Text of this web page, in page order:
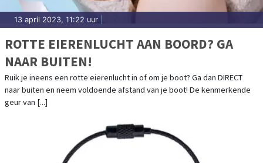
13 april 2023, 11:22 uur
ROTTE EIERENLUCHT AAN BOORD? GA
NAAR BUITEN!
Ruik je ineens een rotte eierenlucht in of om je boot? Ga dan DIRECT
naar buiten en neem voldoende afstand van je boot! De kenmerkende
geur van [...]